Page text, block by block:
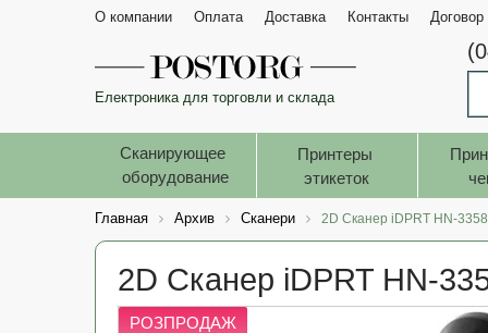
О компании Оплата Доставка Контакты
Електроника для торговли и склада
Сканирующее
оборудование
Принтеры
этикеток
Главная Архив Сканери 2D Сканер iDPRT HN-
2D Сканер iDPRT HN-
РОЗПРОДАЖ